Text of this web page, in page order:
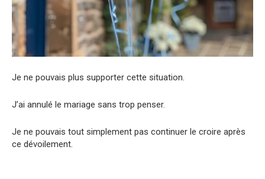
Je ne pouvais plus supporter cette situation.
J’ai annulé le mariage sans trop penser.
Je ne pouvais tout simplement pas continuer le croire après
ce dévoilement.